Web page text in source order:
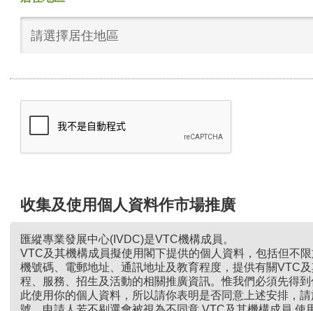
請選擇居住地區
收集及使用個人資料作市場推廣
匯縱專業發展中心(IVDC)是VTC機構成員。
VTC及其機構成員擬使用閣下提供的個人資料，包括但不
機號碼、電郵地址、通訊地址及教育程度，提供有關VTC
程、服務、招生及活動的相關推廣資訊。惟我們必須先得
此使用你的個人資料，所以請你表明是否同意上述安排，